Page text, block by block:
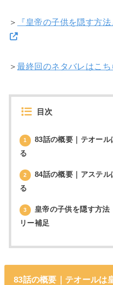
＞ 『皇帝の子供を隠す方
＞最終回のネタバレはこち
目次
1
83話の概要｜テオー
る
2
84話の概要｜アステ
る
3
皇帝の子供を隠す方法
リー補足
83話の概要｜テオールは